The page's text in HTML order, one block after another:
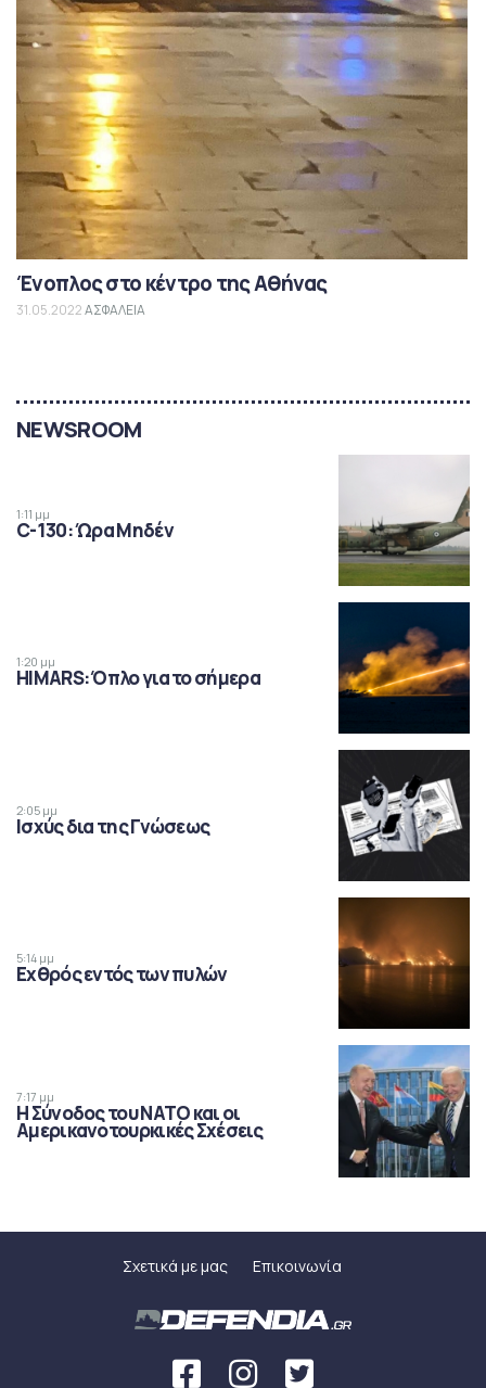
Ένοπλος στο κέντρο της Αθήνας
31.05.2022ΑΣΦΑΛΕΙΑ
NEWSROOM
1:11 μμ
C-130: Ώρα Μηδέν
1:20 μμ
HIMARS: Όπλο για το σήμερα
2:05 μμ
Ισχύς δια της Γνώσεως
5:14 μμ
Εχθρός εντός των πυλών
7:17 μμ
Η Σύνοδος του ΝΑΤΟ και οι
Αμερικανοτουρκικές Σχέσεις
Σχετικά με μας Επικοινωνία